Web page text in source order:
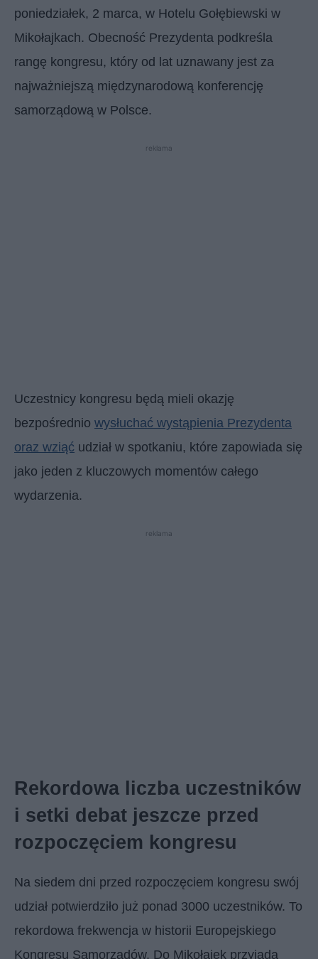
poniedziałek, 2 marca, w Hotelu Gołębiewski w
Mikołajkach. Obecność Prezydenta podkreśla
rangę kongresu, który od lat uznawany jest za
najważniejszą międzynarodową konferencję
samorządową w Polsce.
reklama
Uczestnicy kongresu będą mieli okazję
bezpośrednio wysłuchać wystąpienia Prezydenta
oraz wziąć udział w spotkaniu, które zapowiada się
jako jeden z kluczowych momentów całego
wydarzenia.
reklama
Rekordowa liczba uczestników
i setki debat jeszcze przed
rozpoczęciem kongresu
Na siedem dni przed rozpoczęciem kongresu swój
udział potwierdziło już ponad 3000 uczestników. To
rekordowa frekwencja w historii Europejskiego
Kongresu Samorządów. Do Mikołajek przyjadą